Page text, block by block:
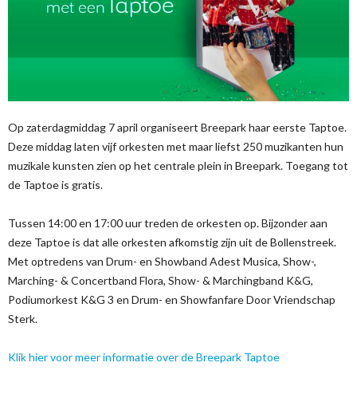
Op zaterdagmiddag 7 april organiseert Breepark haar eerste Taptoe.
Deze middag laten vijf orkesten met maar liefst 250 muzikanten hun
muzikale kunsten zien op het centrale plein in Breepark. Toegang tot
de Taptoe is gratis.
Tussen 14:00 en 17:00 uur treden de orkesten op. Bijzonder aan
deze Taptoe is dat alle orkesten afkomstig zijn uit de Bollenstreek.
Met optredens van Drum- en Showband Adest Musica, Show-,
Marching- & Concertband Flora, Show- & Marchingband K&G,
Podiumorkest K&G 3 en Drum- en Showfanfare Door Vriendschap
Sterk.
Klik hier voor meer informatie over de Breepark Taptoe